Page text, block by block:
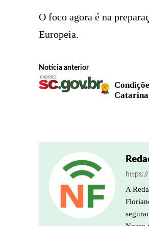
O foco agora é na
Europeia.
Notícia anterior
A